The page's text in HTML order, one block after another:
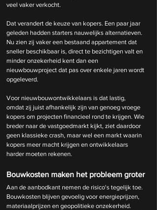
veel vaker verkocht.
Dat verandert de keuze van kopers. Een paar jaar
geleden hadden starters nauwelijks alternatieven.
Nu zien zij vaker een bestaand appartement dat
sneller beschikbaar is, direct te bezichtigen valt en
minder onzekerheid kent dan een
nieuwbouwproject dat pas over enkele jaren wordt
opgeleverd.
Voor nieuwbouwontwikkelaars is dat lastig,
omdat zij juist afhankelijk zijn van genoeg vroege
kopers om projecten financieel rond te krijgen. Wie
breder naar de vastgoedmarkt kijkt, ziet daardoor
geen klassieke crash, maar wel een markt waarin
kopers meer macht krijgen en ontwikkelaars
harder moeten rekenen.
Bouwkosten maken het probleem groter
Aan de aanbodkant nemen de risico's tegelijk toe.
Bouwkosten blijven gevoelig voor energieprijzen,
materiaalprijzen en geopolitieke onzekerheid.